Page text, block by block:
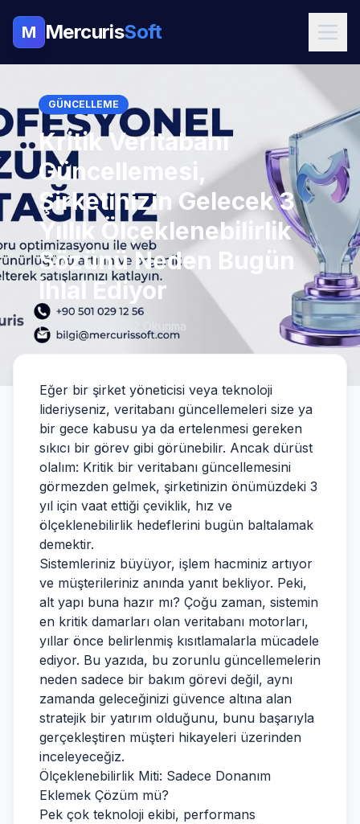
M MercurisSoft
GÜNCELLEME
Kritik Veritabanı
Güncellemesi,
Şirketinizin Gelecek 3
Yıllık Ölçeklenebilirlik
Sözünü Neden Bugün
İhlal Ediyor
202 Okunma
Eğer bir şirket yöneticisi veya teknoloji
lideriyseniz, veritabanı güncellemeleri size ya
bir gece kabusu ya da ertelenmesi gereken
sıkıcı bir görev gibi görünebilir. Ancak dürüst
olalım: Kritik bir veritabanı güncellemesini
görmezden gelmek, şirketinizin önümüzdeki 3
yıl için vaat ettiği çeviklik, hız ve
ölçeklenebilirlik hedeflerini bugün baltalamak
demektir.
Sistemleriniz büyüyor, işlem hacminiz artıyor
ve müşterileriniz anında yanıt bekliyor. Peki,
alt yapı buna hazır mı? Çoğu zaman, sistemin
en kritik damarları olan veritabanı motorları,
yıllar önce belirlenmiş kısıtlamalarla mücadele
ediyor. Bu yazıda, bu zorunlu güncellemelerin
neden sadece bir bakım görevi değil, aynı
zamanda geleceğinizi güvence altına alan
stratejik bir yatırım olduğunu, bunu başarıyla
gerçekleştiren müşteri hikayeleri üzerinden
inceleyeceğiz.
Ölçeklenebilirlik Miti: Sadece Donanım
Eklemek Çözüm mü?
Pek çok teknoloji ekibi, performans